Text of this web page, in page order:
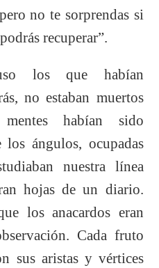
no te sorprendas si
recuperar”.
los que habían
no estaban muertos
habían sido
los ángulos, ocupadas
nuestra línea
hojas de un diario.
los anacardos eran
Cada fruto
sus aristas y vértices